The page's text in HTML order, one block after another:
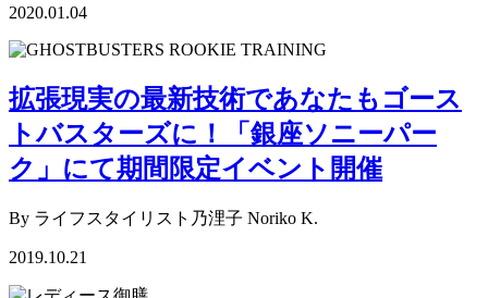
2020.01.04
拡張現実の最新技術であなたもゴース
トバスターズに！「銀座ソニーパー
ク」にて期間限定イベント開催
By ライフスタイリスト乃浬子 Noriko K.
2019.10.21